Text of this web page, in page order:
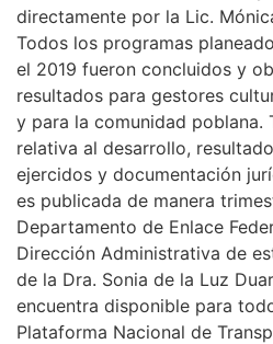
directamente por la Lic.
Todos los programas
el 2019 fueron concluidos y
resultados para gestores
y para la comunidad poblana.
relativa al desarrollo,
ejercidos y documentación
es publicada de manera
Departamento de Enlace
Dirección Administrativa de
de la Dra. Sonia de la Luz
encuentra disponible para
Plataforma Nacional de